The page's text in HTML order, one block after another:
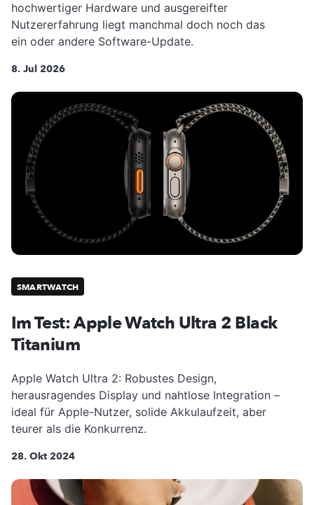
hochwertiger Hardware und ausgereifter
Nutzererfahrung liegt manchmal doch noch das
ein oder andere Software-Update.
8. Jul 2026
SMARTWATCH
Im Test: Apple Watch Ultra 2 Black
Titanium
Apple Watch Ultra 2: Robustes Design,
herausragendes Display und nahtlose Integration –
ideal für Apple-Nutzer, solide Akkulaufzeit, aber
teurer als die Konkurrenz.
28. Okt 2024